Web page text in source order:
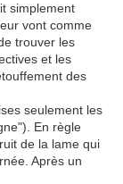
simplement
vont comme
trouver les
et les
des
seulement les
En règle
de la lame qui
Après un